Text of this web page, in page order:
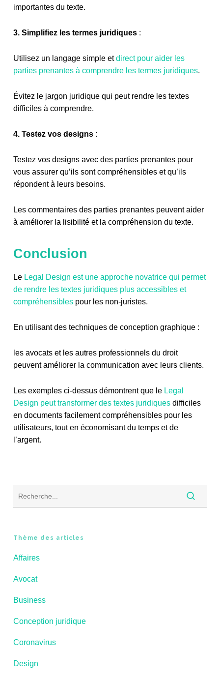
importantes du texte.
3. Simplifiez les termes juridiques:
Utilisez un langage simple etdirect pour aider les
parties prenantes à comprendre les termes juridiques.
Évitez le jargon juridique qui peut rendre les textes
difficiles à comprendre.
4. Testez vos designs:
Testez vos designs avec des parties prenantes pour
vous assurer qu’ils sont compréhensibles et qu’ils
répondent à leurs besoins.
Les commentaires des parties prenantes peuvent aider
à améliorer la lisibilité et la compréhension du texte.
Conclusion
Le Legal Design est une approche novatrice qui permet
de rendre les textes juridiques plus accessibles et
compréhensiblespour les non-juristes.
En utilisant des techniques de conception graphique :
les avocats et les autres professionnels du droit
peuvent améliorer la communication avec leurs clients.
Les exemples ci-dessus démontrent que le Legal
Design peut transformer des textes juridiquesdifficiles
en documents facilement compréhensibles pour les
utilisateurs, tout en économisant du temps et de
l’argent.
Thème des articles
Affaires
Avocat
Business
Conception juridique
Coronavirus
Design